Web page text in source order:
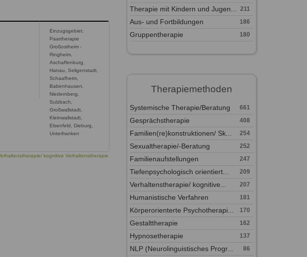
Einzugsgebiet:
Paartherapie
Großostheim -
Ringheim,
Aschaffenburg,
Hanau, Seligenstadt,
Schaafheim,
Babenhausen,
Niedernberg,
Sulzbach,
Großwallstadt,
Kleinwallstadt,
Elsenfeld, Dieburg,
Unterfranken
kognitive Verhaltenstherapie
Therapie mit Kindern und Jugen... 211
Aus- und Fortbildungen 186
Gruppentherapie 180
Therapiemethoden
Systemische Therapie/Beratung 661
Gesprächstherapie 408
Familien(re)konstruktionen/ Sk... 254
Sexualtherapie/-Beratung 252
Familienaufstellungen 247
Tiefenpsychologisch orientiert... 209
Verhaltenstherapie/ kognitive... 207
Humanistische Verfahren 181
Körperorienterte Psychotherapi... 170
Gestalttherapie 162
Hypnosetherapie 137
NLP (Neurolinguistisches Progr... 86